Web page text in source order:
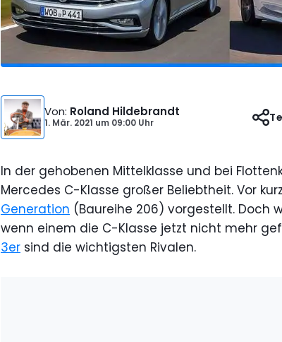
Von: Roland Hildebrandt
1. Mär. 2021 um 09:00 Uhr
In der gehobenen Mittelklasse und bei
Mercedes C-Klasse großer Beliebtheit. Vor
Generation (Baureihe 206) vorgestellt. Doch
wenn einem die C-Klasse jetzt nicht mehr
3er sind die wichtigsten Rivalen.